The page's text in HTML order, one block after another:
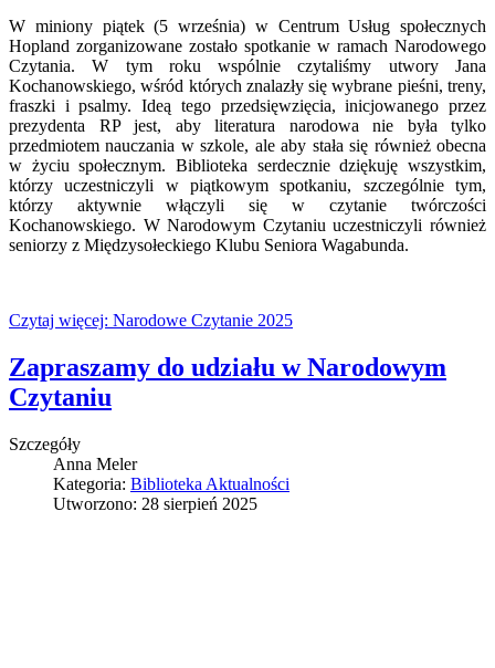
W miniony piątek (5 września) w Centrum Usług społecznych
Hopland zorganizowane zostało spotkanie w ramach Narodowego
Czytania. W tym roku wspólnie czytaliśmy utwory Jana
Kochanowskiego, wśród których znalazły się wybrane pieśni, treny,
fraszki i psalmy. Ideą tego przedsięwzięcia, inicjowanego przez
prezydenta RP jest, aby literatura narodowa nie była tylko
przedmiotem nauczania w szkole, ale aby stała się również obecna
w życiu społecznym. Biblioteka serdecznie dziękuję wszystkim,
którzy uczestniczyli w piątkowym spotkaniu, szczególnie tym,
którzy aktywnie włączyli się w czytanie twórczości
Kochanowskiego. W Narodowym Czytaniu uczestniczyli również
seniorzy z Międzysołeckiego Klubu Seniora Wagabunda.
Czytaj więcej: Narodowe Czytanie 2025
Zapraszamy do udziału w Narodowym
Czytaniu
Szczegóły
Anna Meler
Kategoria: Biblioteka Aktualności
Utworzono: 28 sierpień 2025